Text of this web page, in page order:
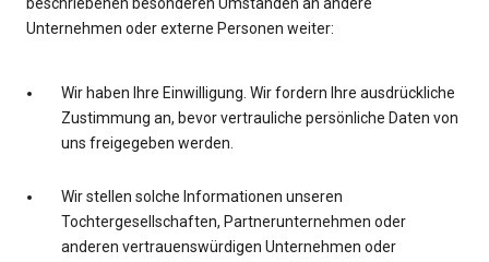
Unternehmen oder externe Personen weiter:
Wir haben Ihre Einwilligung. Wir fordern Ihre ausdrückliche
Zustimmung an, bevor vertrauliche persönliche Daten von
uns freigegeben werden.
Wir stellen solche Informationen unseren
Tochtergesellschaften, Partnerunternehmen oder
anderen vertrauenswürdigen Unternehmen oder